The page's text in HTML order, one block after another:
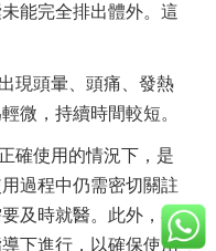
能完全排出體外。這
現頭暈、頭痛、發熱
微，持續時間較短。
確使用的情況下，是
過程中仍需密切關註
及時就醫。此外，在
下進行，以確保使用